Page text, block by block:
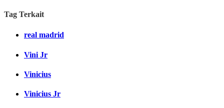
Tag Terkait
real madrid
Vini Jr
Vinicius
Vinicius Jr